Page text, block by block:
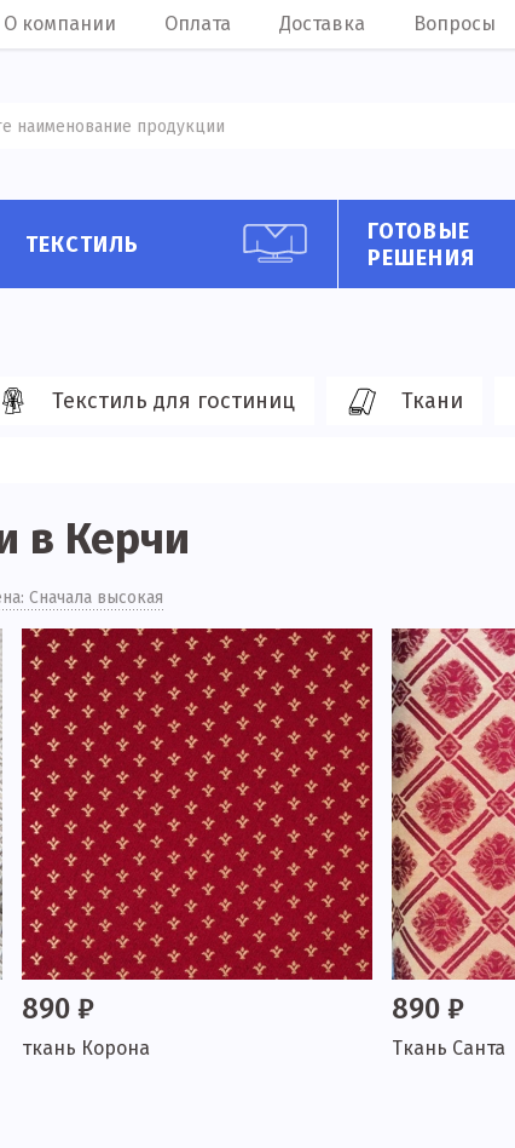
О компании Оплата Доставка Вопросы
ТЕКСТИЛЬ
ГОТОВЫЕ
РЕШЕНИЯ
Текстиль для гостиниц Ткани
в Керчи
Сначала высокая
890 ₽
ткань Корона
890 ₽
Ткань Санта